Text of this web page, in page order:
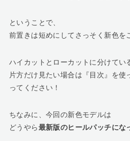
ということで、
前置きは短めにしてさっそく新色を
ハイカットとローカットに分けてい
片方だけ見たい場合は『目次』を使
ってください！
ちなみに、今回の新色モデルは
どうやら最新版のヒールパッチにな